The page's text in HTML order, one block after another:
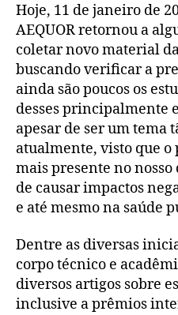
Hoje, 11 de janeiro de
AEQUOR retornou a
coletar novo material
buscando verificar a
ainda são poucos os
desses principalmente
apesar de ser um tema
atualmente, visto que o
mais presente no nosso
de causar impactos
e até mesmo na saúde
Dentre as diversas
corpo técnico e
diversos artigos sobre
inclusive a prêmios